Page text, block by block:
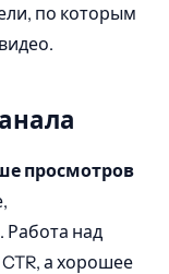
по которым
просмотров
Работа над
а хорошее